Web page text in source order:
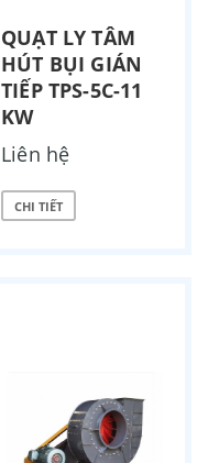
QUẠT LY TÂM
HÚT BỤI GIÁN
TIẾP TPS-5C-11
KW
Liên hệ
CHI TIẾT